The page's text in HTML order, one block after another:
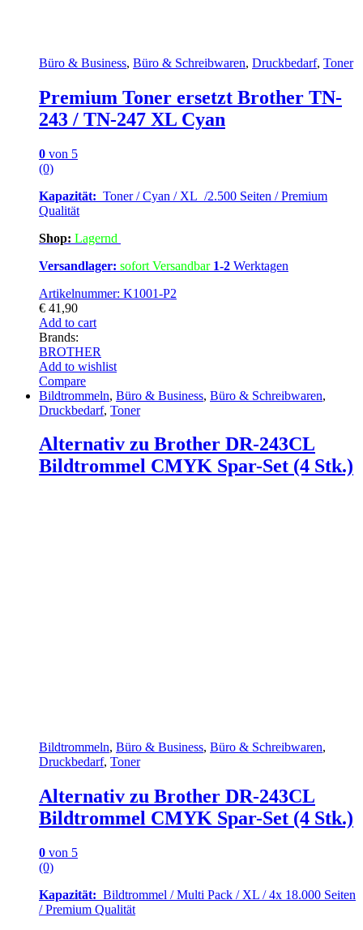
Büro & Business, Büro & Schreibwaren, Druckbedarf, Toner
Premium Toner ersetzt Brother TN-
243 / TN-247 XL Cyan
0 von 5
(0)
Kapazität: Toner / Cyan / XL /2.500 Seiten / Premium
Qualität
Shop: Lagernd
Versandlager: sofort Versandbar 1-2 Werktagen
Artikelnummer: K1001-P2
€ 41,90
Add to cart
Brands:
BROTHER
Add to wishlist
Compare
Bildtrommeln, Büro & Business, Büro & Schreibwaren,
Druckbedarf, Toner
Alternativ zu Brother DR-243CL
Bildtrommel CMYK Spar-Set (4 Stk.)
Bildtrommeln, Büro & Business, Büro & Schreibwaren,
Druckbedarf, Toner
Alternativ zu Brother DR-243CL
Bildtrommel CMYK Spar-Set (4 Stk.)
0 von 5
(0)
Kapazität: Bildtrommel / Multi Pack / XL / 4x 18.000 Seiten
/ Premium Qualität